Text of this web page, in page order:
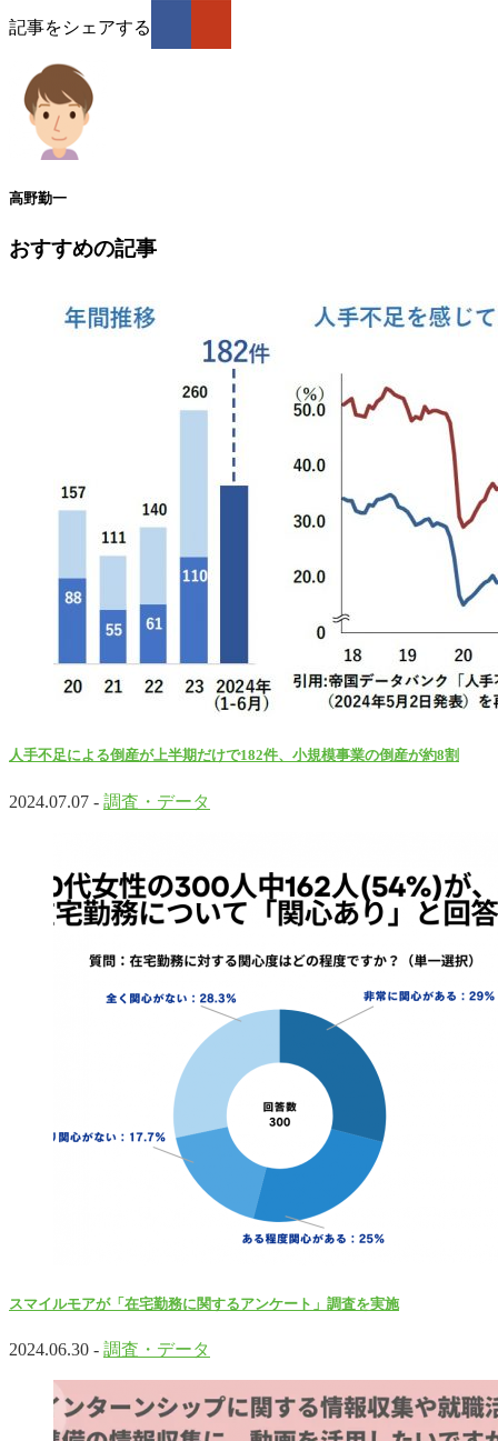
記事をシェアする
高野勤一
おすすめの記事
人手不足による倒産が上半期だけで182件、小規模事業の倒産が約8割
2024.07.07 - 調査・データ
スマイルモアが「在宅勤務に関するアンケート」調査を実施
2024.06.30 - 調査・データ